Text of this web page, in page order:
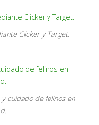
Clicker y Target.
cuidado de felinos en